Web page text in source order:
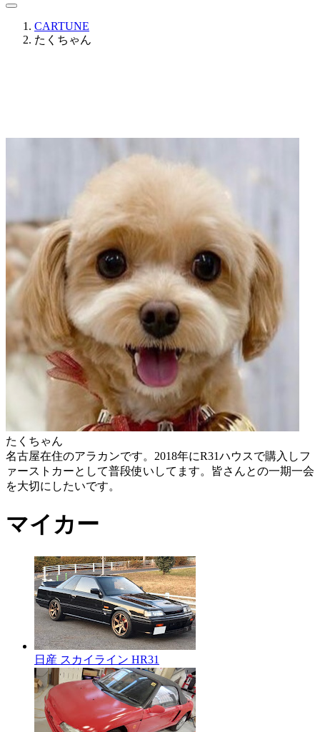
CARTUNE
たくちゃん
たくちゃん
名古屋在住のアラカンです。2018年にR31ハウスで購入しフ
ァーストカーとして普段使いしてます。皆さんとの一期一会
を大切にしたいです。
マイカー
日産 スカイライン HR31